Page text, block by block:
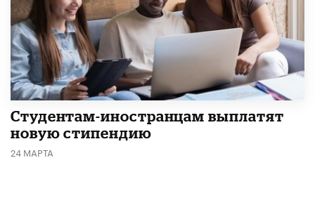
Студентам-иностранцам выплатят
новую стипендию
24 МАРТА